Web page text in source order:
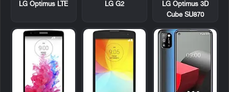
LG Optimus 3D
Cube SU870
LG G2
LG Optimus LTE